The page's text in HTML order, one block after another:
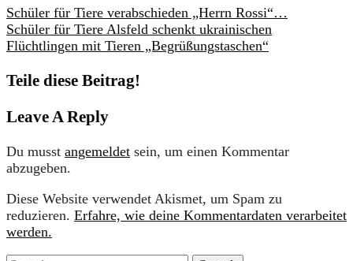
Schüler für Tiere verabschieden „Herrn Rossi“…
Schüler für Tiere Alsfeld schenkt ukrainischen
Flüchtlingen mit Tieren „Begrüßungstaschen“
Teile diese Beitrag!
Leave A Reply
Du musst angemeldet sein, um einen Kommentar
abzugeben.
Diese Website verwendet Akismet, um Spam zu
reduzieren. Erfahre, wie deine Kommentardaten verarbeitet
werden.